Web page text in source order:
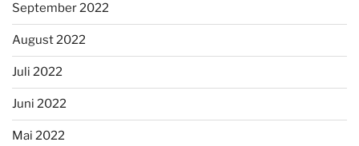
September 2022
August 2022
Juli 2022
Juni 2022
Mai 2022